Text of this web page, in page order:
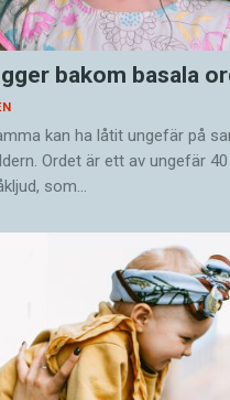
bakom basala
kan ha låtit ungefär på
Ordet är ett av ungefär
som…